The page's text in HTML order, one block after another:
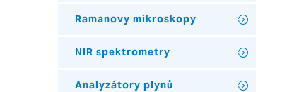
Ramanovy mikroskopy
NIR spektrometry
Analyzátory plynů